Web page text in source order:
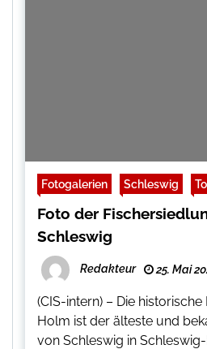
Fotogalerien Schleswig
Foto der
Schleswig
Redakteur 25. Mai
(CIS-intern) – Die
Holm ist der älteste und
von Schleswig in